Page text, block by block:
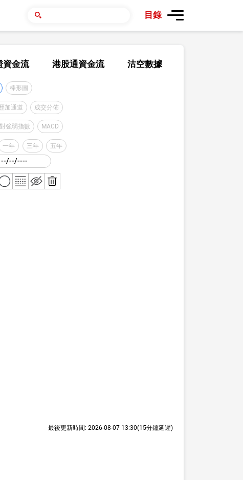
目錄
資金流 港股通資金流 沽空數據
棒形圖
加通道 成交分佈
強弱指數 MACD
一年 三年 五年
最後更新時間: 2026-08-07 13:30(15分鐘延遲)